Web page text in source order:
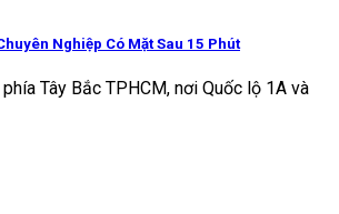
Nghiệp Có Mặt Sau 15 Phút
Tây Bắc TPHCM, nơi Quốc lộ 1A và